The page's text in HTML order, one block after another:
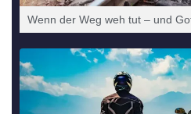
Wenn der Weg weh tut – und